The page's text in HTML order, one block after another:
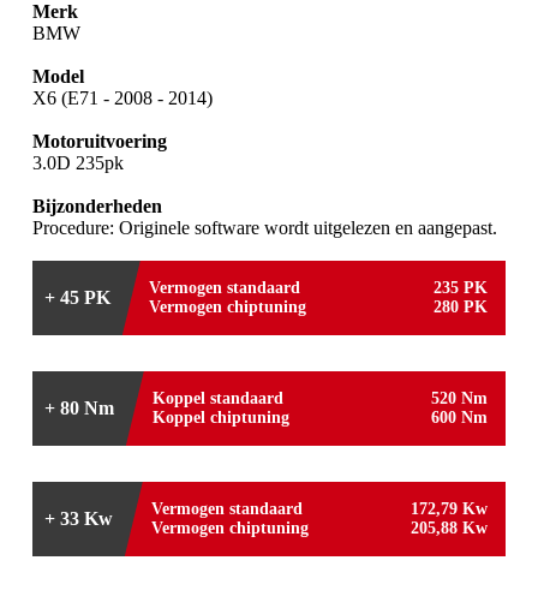
Merk
BMW
Model
X6 (E71 - 2008 - 2014)
Motoruitvoering
3.0D 235pk
Bijzonderheden
Procedure: Originele software wordt uitgelezen en aangepast.
+ 45 PK Vermogen standaard
235 PK
Vermogen chiptuning
280 PK
+ 80 Nm Koppel standaard
520 Nm
Koppel chiptuning
600 Nm
+ 33 Kw Vermogen standaard
172,79 Kw
Vermogen chiptuning
205,88 Kw